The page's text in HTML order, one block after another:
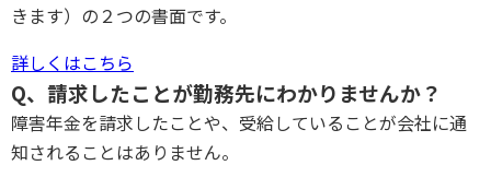
きます）の２つの書面です。
詳しくはこちら
Q、請求したことが勤務先にわかりませんか？
障害年金を請求したことや、受給していることが会社に通
知されることはありません。